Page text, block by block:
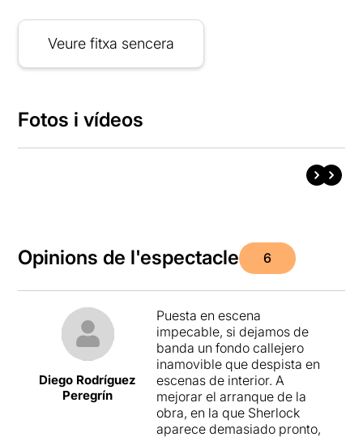
Veure fitxa sencera
Fotos i vídeos
Opinions de l'espectacle 6
Diego Rodríguez
Peregrín
Puesta en escena
impecable, si dejamos de
banda un fondo callejero
inamovible que despista en
escenas de interior. A
mejorar el arranque de la
obra, en la que Sherlock
aparece demasiado pronto,